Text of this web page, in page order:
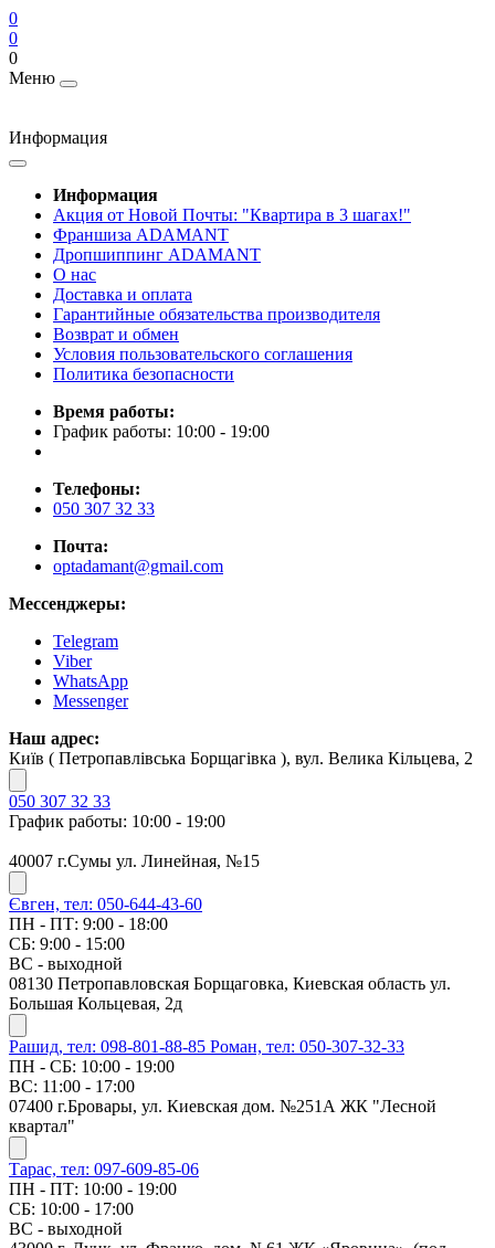
0
0
0
Меню
Информация
Информация
Акция от Новой Почты: "Квартира в 3 шагах!"
Франшиза ADAMANT
Дропшиппинг ADAMANT
О нас
Доставка и оплата
Гарантийные обязательства производителя
Возврат и обмен
Условия пользовательского соглашения
Политика безопасности
Время работы:
График работы: 10:00 - 19:00
Телефоны:
050 307 32 33
Почта:
optadamant@gmail.com
Мессенджеры:
Telegram
Viber
WhatsApp
Messenger
Наш адрес:
Київ ( Петропавлівська Борщагівка ), вул. Велика Кільцева, 2
050 307 32 33
График работы: 10:00 - 19:00
40007 г.Сумы ул. Линейная, №15
Євген, тел: 050-644-43-60
ПН - ПТ: 9:00 - 18:00
СБ: 9:00 - 15:00
ВС - выходной
08130 Петропавловская Борщаговка, Киевская область ул.
Большая Кольцевая, 2д
Рашид, тел: 098-801-88-85 Роман, тел: 050-307-32-33
ПН - СБ: 10:00 - 19:00
ВС: 11:00 - 17:00
07400 г.Бровары, ул. Киевская дом. №251А ЖК "Лесной
квартал"
Тарас, тел: 097-609-85-06
ПН - ПТ: 10:00 - 19:00
СБ: 10:00 - 17:00
ВС - выходной